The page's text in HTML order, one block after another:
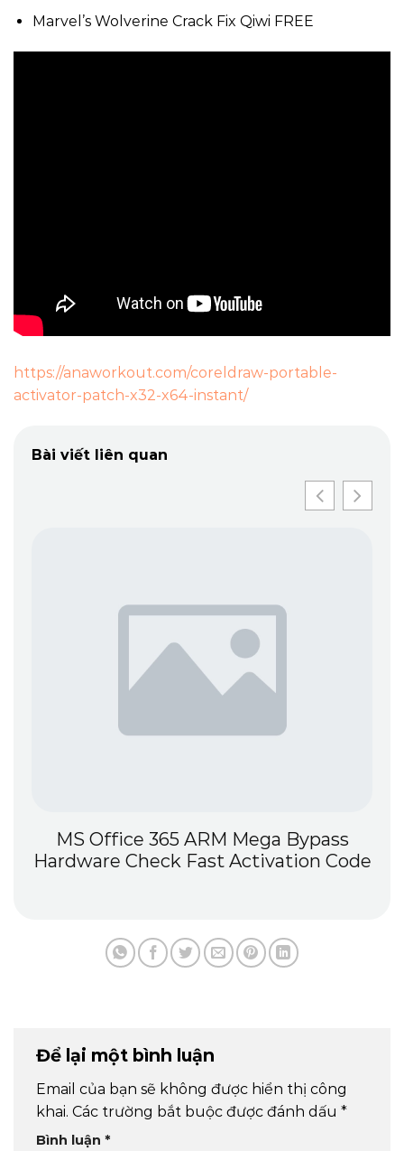
Marvel’s Wolverine Crack Fix Qiwi FREE
https://anaworkout.com/coreldraw-portable-
activator-patch-x32-x64-instant/
Bài viết liên quan
Bypass
Code
YouCam 365
[Patch] Clean
Để lại một bình luận
Email của bạn sẽ không được hiển thị công
khai. Các trường bắt buộc được đánh dấu *
Bình luận *